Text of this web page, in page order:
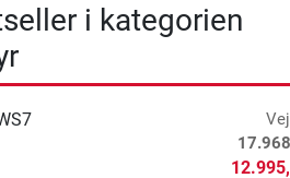
i kategorien
12.995,